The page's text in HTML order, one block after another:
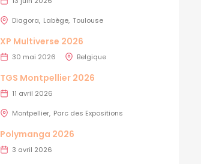
Diagora Labège Toulouse
XP Multiverse 2026
30 mai 2026 Belgique
TGS Montpellier 2026
11 avril 2026
Montpellier Parc des Expositions
Polymanga 2026
3 avril 2026